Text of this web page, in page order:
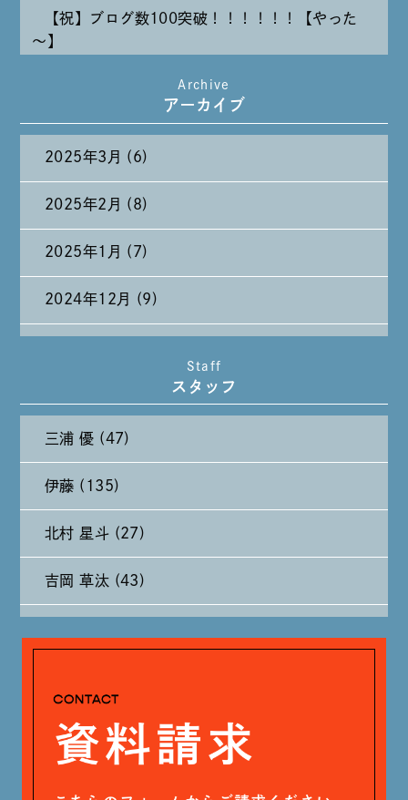
【祝】ブログ数100突破！！！！！！【やった
～】
たまには純喫茶なんて～～～
Archive
アーカイブ
2025年3月 (6)
2025年2月 (8)
2025年1月 (7)
2024年12月 (9)
2024年9月 (11)
2024年8月 (11)
2024年7月 (11)
2024年6月 (12)
Staff
スタッフ
三浦 優 (47)
伊藤 (135)
北村 星斗 (27)
吉岡 草汰 (43)
戸田 好紀 (81)
木村 珠梨音 (101)